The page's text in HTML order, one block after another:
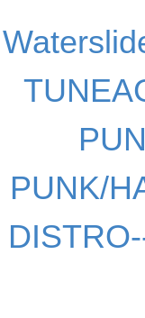
PUNK/